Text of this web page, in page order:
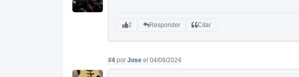
2 Responder Citar
#4 por Jose el 04/09/2024